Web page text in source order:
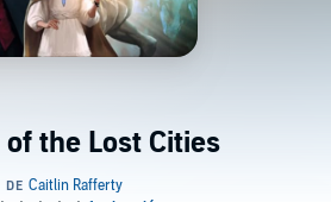
of the Lost Cities